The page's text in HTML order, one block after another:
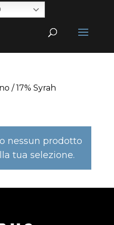
/ 17% Syrah
nessun prodotto
tua selezione.